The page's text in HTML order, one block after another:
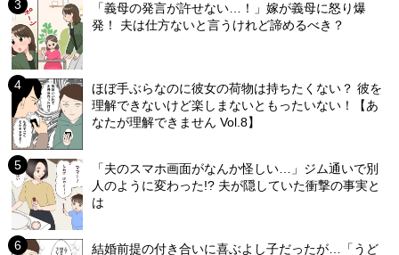
「義母の発言が許せない…！」嫁が義母に怒り爆
発！ 夫は仕方ないと言うけれど諦めるべき？
ほぼ手ぶらなのに彼女の荷物は持ちたくない？ 彼を
理解できないけど楽しまないともったいない！【あ
なたが理解できません Vol.8】
「夫のスマホ画面がなんか怪しい…」ジム通いで別
人のように変わった!? 夫が隠していた衝撃の事実と
は
結婚前提の付き合いに喜ぶよし子だったが…「うど